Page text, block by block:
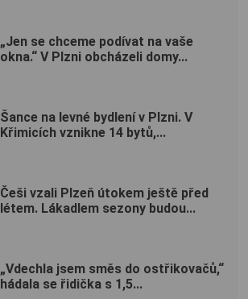
„Jen se chceme podívat na vaše
okna.“ V Plzni obcházeli domy...
Šance na levné bydlení v Plzni. V
Křimicích vznikne 14 bytů,...
Češi vzali Plzeň útokem ještě před
létem. Lákadlem sezony budou...
„Vdechla jsem směs do ostřikovačů,“
hádala se řidička s 1,5...